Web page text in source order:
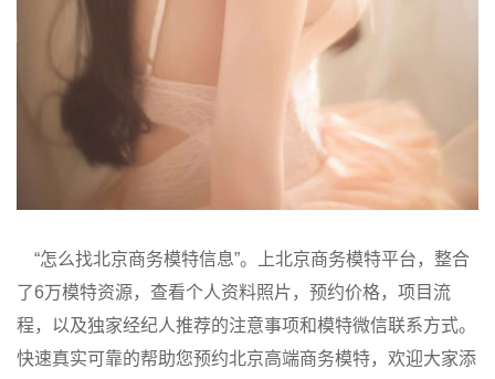
“怎么找北京商务模特信息”。上北京商务模特平台，整合
了6万模特资源，查看个人资料照片，预约价格，项目流
程，以及独家经纪人推荐的注意事项和模特微信联系方式。
快速真实可靠的帮助您预约北京高端商务模特，欢迎大家添